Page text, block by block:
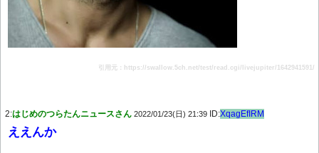
引用元：https://swallow.5ch.net/test/read.cgi/livejupiter/1642941591/
2:はじめのつらたんニュースさん 2022/01/23(日) 21:39 ID:XqagEfIRM
ええんか